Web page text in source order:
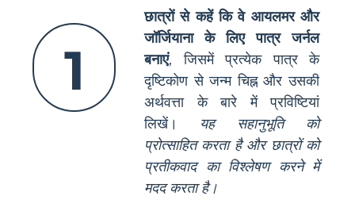
1
छात्रों से कहें कि वे आयलमर और
जॉर्जियाना के लिए पात्र जर्नल
बनाएं, जिसमें प्रत्येक पात्र के
दृष्टिकोण से जन्म चिह्न और उसकी
अर्थवत्ता के बारे में प्रविष्टियां
लिखें। यह सहानुभूति को
प्रोत्साहित करता है और छात्रों को
प्रतीकवाद का विश्लेषण करने में
मदद करता है।